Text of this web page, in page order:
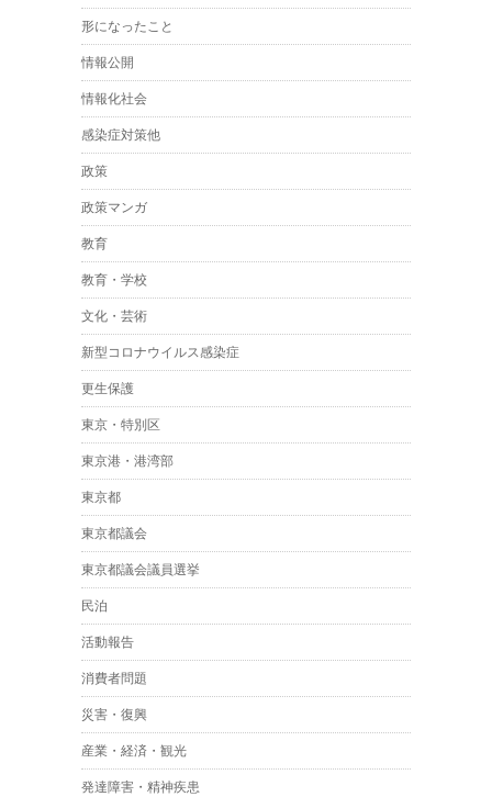
形になったこと
情報公開
情報化社会
感染症対策他
政策
政策マンガ
教育
教育・学校
文化・芸術
新型コロナウイルス感染症
更生保護
東京・特別区
東京港・港湾部
東京都
東京都議会
東京都議会議員選挙
民泊
活動報告
消費者問題
災害・復興
産業・経済・観光
発達障害・精神疾患